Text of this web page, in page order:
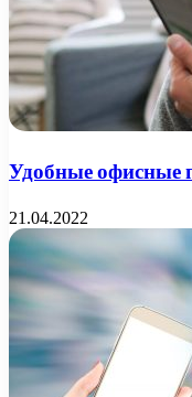
Удобные офисные
21.04.2022